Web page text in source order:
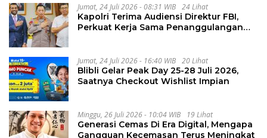
Jumat, 24 Juli 2026 - 08:31 WIB 24 Lihat
Kapolri Terima Audiensi Direktur FBI,
Perkuat Kerja Sama Penanggulangan
Jumat, 24 Juli 2026 - 16:40 WIB 20 Lihat
Blibli Gelar Peak Day 25-28 Juli 2026,
Saatnya Checkout Wishlist Impian
Minggu, 26 Juli 2026 - 10:04 WIB 19 Lihat
Generasi Cemas Di Era Digital, Mengapa
Gangguan Kecemasan Terus Meningkat